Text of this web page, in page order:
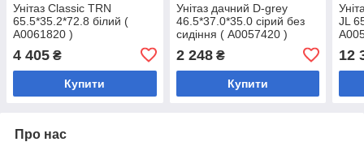
Унітаз Classic TRN
65.5*35.2*72.8 білий (
А0061820 )
4 405 ₴
Купити
Унітаз дачний D-grey
46.5*37.0*35.0 сірий без
сидіння ( А0057420 )
2 248₴
Купити
JL
12
Про нас